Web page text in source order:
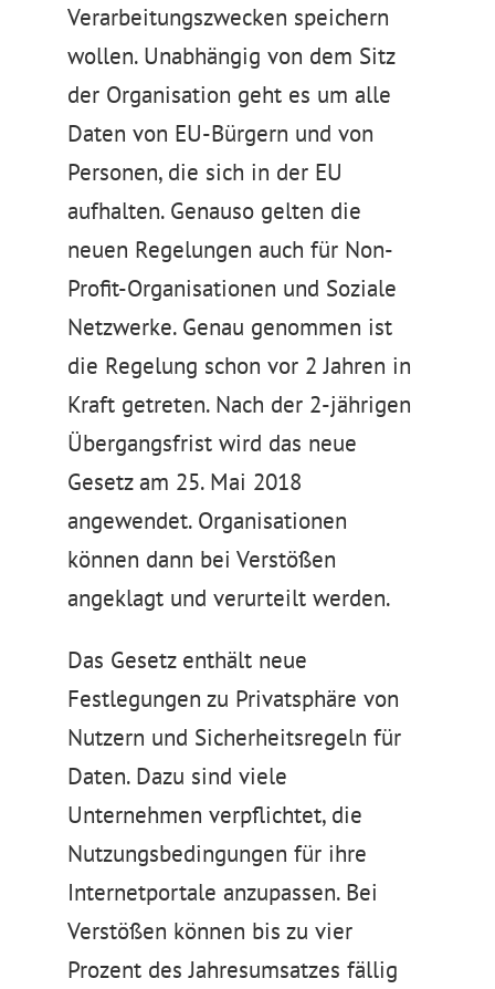
Verarbeitungszwecken speichern
wollen. Unabhängig von dem Sitz
der Organisation geht es um alle
Daten von EU-Bürgern und von
Personen, die sich in der EU
aufhalten. Genauso gelten die
neuen Regelungen auch für Non-
Profit-Organisationen und Soziale
Netzwerke. Genau genommen ist
die Regelung schon vor 2 Jahren in
Kraft getreten. Nach der 2-jährigen
Übergangsfrist wird das neue
Gesetz am 25. Mai 2018
angewendet. Organisationen
können dann bei Verstößen
angeklagt und verurteilt werden.
Das Gesetz enthält neue
Festlegungen zu Privatsphäre von
Nutzern und Sicherheitsregeln für
Daten. Dazu sind viele
Unternehmen verpflichtet, die
Nutzungsbedingungen für ihre
Internetportale anzupassen. Bei
Verstößen können bis zu vier
Prozent des Jahresumsatzes fällig